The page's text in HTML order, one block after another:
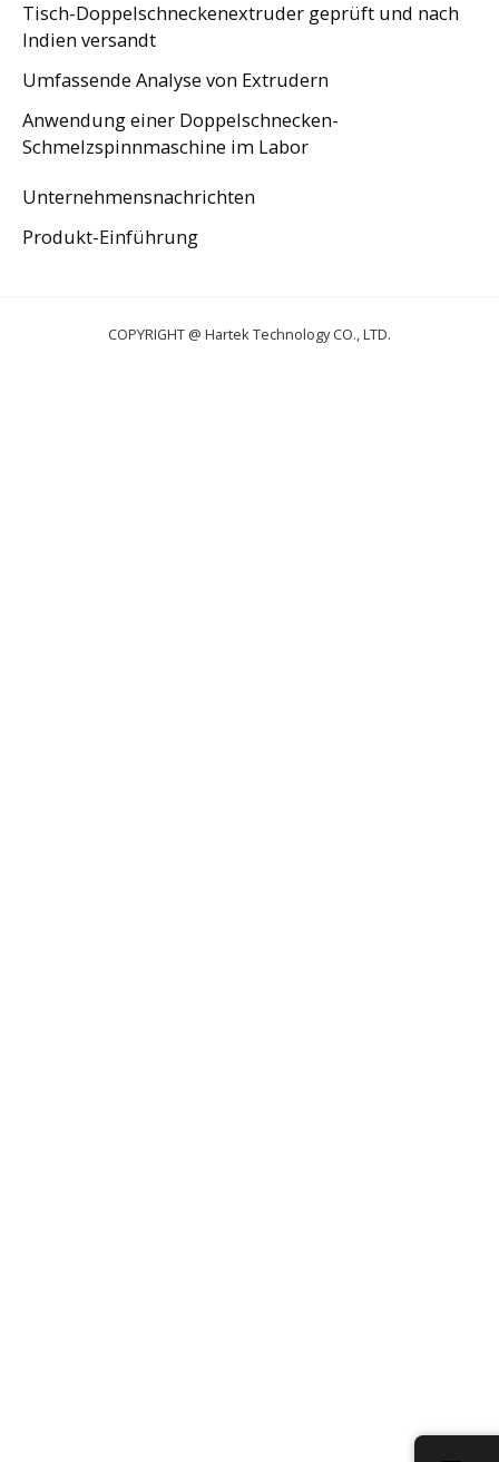
Tisch-Doppelschneckenextruder geprüft und nach
Indien versandt
Umfassende Analyse von Extrudern
Anwendung einer Doppelschnecken-
Schmelzspinnmaschine im Labor
Unternehmensnachrichten
Produkt-Einführung
COPYRIGHT @ Hartek Technology CO., LTD.